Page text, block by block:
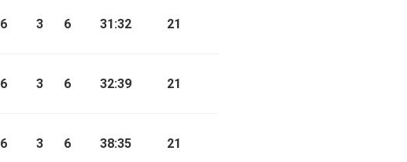
6 3 6 31:32 21
6 3 6 32:39 21
6 3 6 38:35 21